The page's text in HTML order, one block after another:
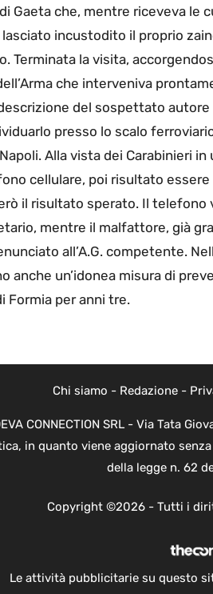
Gaeta che, mentre riceveva le
incustodito il proprio
Terminata la visita,
che interveniva
del sospettato
presso lo scalo
Alla vista dei Carabinieri in
cellulare, poi risultato
il risultato sperato. Il telefono
mentre il malfattore, già
all’A.G. competente.
anche un’idonea misura di
Formia per anni tre.
Chi siamo - Redazione-
CONNECTION SRL - Via Tata
in quanto viene aggiornato
della legge n. 62
Copyright ©2026 - Tutti i
Le attività pubblicitarie su questo